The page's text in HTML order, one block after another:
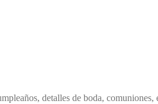
detalles de boda, comuniones,